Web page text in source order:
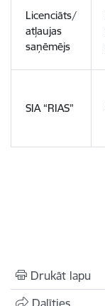
Licenciāts/
atļaujas
saņēmējs
SIA “RIAS”
Drukāt lapu
Dalīties